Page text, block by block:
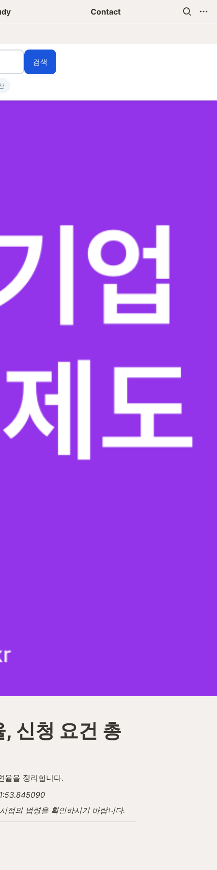
Contact
신청 요건 총
율을 정리합니다.
점의 법령을 확인하시기 바랍니다.
검색